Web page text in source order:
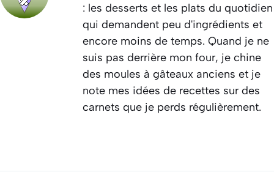
: les desserts et les plats du quotidien
qui demandent peu d'ingrédients et
encore moins de temps. Quand je ne
suis pas derrière mon four, je chine
des moules à gâteaux anciens et je
note mes idées de recettes sur des
carnets que je perds régulièrement.